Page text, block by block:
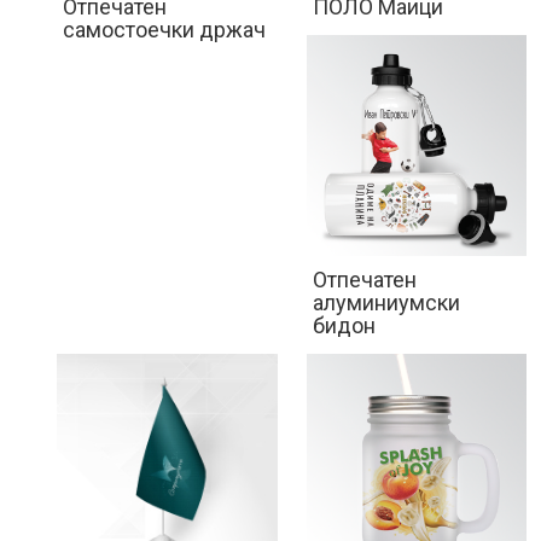
ШИРОК
Отпечатен
самостоечки држач
ПОЛО Маици
Отпечатен
алуминиумски
бидон